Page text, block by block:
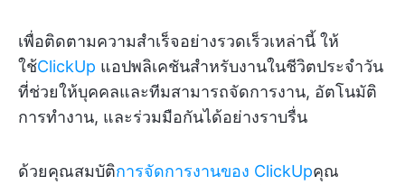
เพื่อติดตามความสำเร็จอย่างรวดเร็วเหล่านี้ ให้
ใช้ClickUp แอปพลิเคชันสำหรับงานในชีวิตประจำวัน
ที่ช่วยให้บุคคลและทีมสามารถจัดการงาน, อัตโนมัติ
การทำงาน, และร่วมมือกันได้อย่างราบรื่น
ด้วยคุณสมบัติการจัดการงานของ ClickUpคุณ